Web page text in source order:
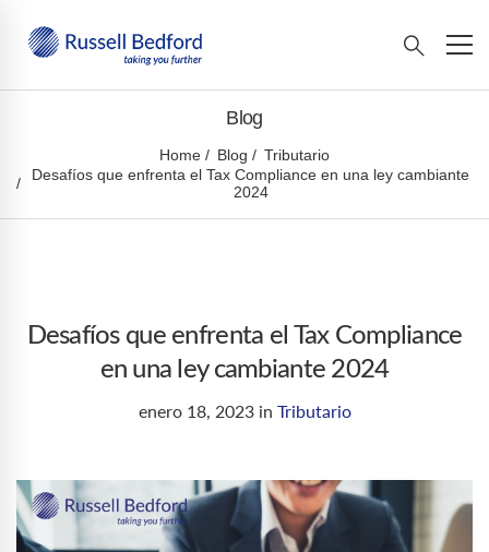
Blog
Home Blog
Tributario
Desafíos que enfrenta el Tax Compliance en una ley cambiante
2024
Desafíos que enfrenta el Tax Compliance
en una ley cambiante 2024
enero 18, 2023in Tributario